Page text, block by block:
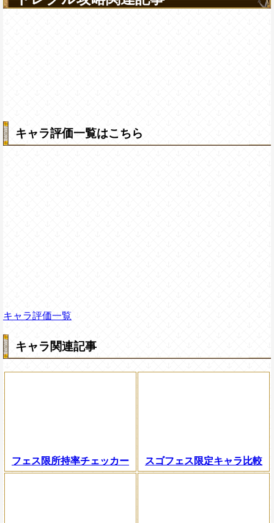
キャラ評価一覧はこちら
キャラ評価一覧
キャラ関連記事
フェス限所持率チェッカー スゴフェス限定キャラ比較